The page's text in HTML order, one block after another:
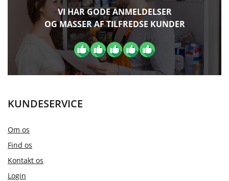
VI HAR GODE ANMELDELSER
OG MASSER AF TILFREDSE KUNDER
KUNDESERVICE
Om os
Find os
Kontakt os
Login